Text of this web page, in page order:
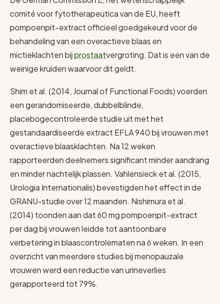
comité voor fytotherapeutica van de EU, heeft
pompoenpit-extract officieel goedgekeurd voor de
behandeling van een overactieve blaas en
mictieklachten bijprostaatvergroting. Dat is een van de
weinige kruiden waarvoor dit geldt.
Shim et al. (2014, Journal of Functional Foods) voerden
een gerandomiseerde, dubbelblinde,
placebogecontroleerde studie uit met het
gestandaardiseerde extract EFLA 940 bij vrouwen met
overactieve blaasklachten. Na 12 weken
rapporteerden deelnemers significant minder aandrang
en minder nachtelijk plassen. Vahlensieck et al. (2015,
Urologia Internationalis) bevestigden het effect in de
GRANU-studie over 12 maanden. Nishimura et al.
(2014) toonden aan dat 60 mg pompoenpit-extract
per dag bij vrouwen leidde tot aantoonbare
verbetering in blaascontrolematen na 6 weken. In een
overzicht van meerdere studies bij menopauzale
vrouwen werd een reductie van urineverlies
gerapporteerd tot 79%.